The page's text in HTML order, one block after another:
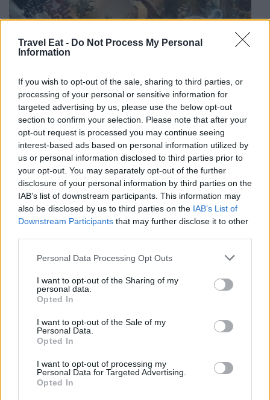
Travel Eat - Do Not Process My Personal
Information
If you wish to opt-out of the sale, sharing to third parties, or
processing of your personal or sensitive information for
targeted advertising by us, please use the below opt-out
section to confirm your selection. Please note that after your
opt-out request is processed you may continue seeing
interest-based ads based on personal information utilized by
us or personal information disclosed to third parties prior to
your opt-out. You may separately opt-out of the further
disclosure of your personal information by third parties on the
IAB’s list of downstream participants. This information may
also be disclosed by us to third parties on the IAB’s List of
Downstream Participants that may further disclose it to other
Personal Data Processing Opt Outs
I want to opt-out of the Sharing of my
personal data.
Opted In
I want to opt-out of the Sale of my
Personal Data.
Opted In
I want to opt-out of processing my
Personal Data for Targeted Advertising.
Opted In